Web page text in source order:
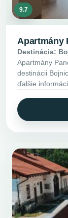
9.7
Apartmány
Destinácia:
Apartmány
destinácii
ďalšie